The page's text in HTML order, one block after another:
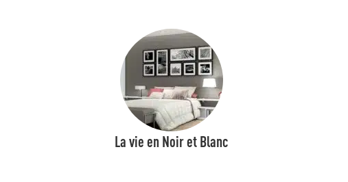
La vie en Noir et Blanc